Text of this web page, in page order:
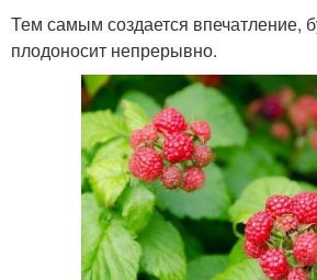
Тем самым создается впечатление,
плодоносит непрерывно.